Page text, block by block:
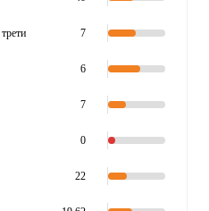
7
6
7
0
22